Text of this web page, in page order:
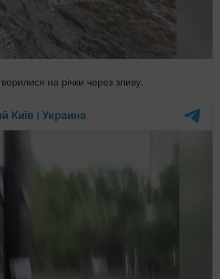
на річки через зливу.